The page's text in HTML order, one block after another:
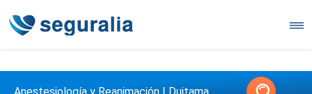
Contáctanos en 3147146006